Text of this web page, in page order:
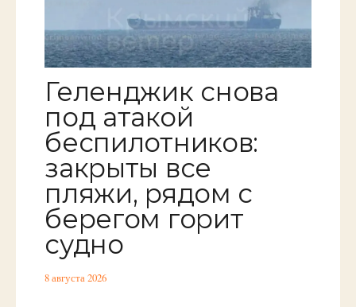
Геленджик снова
под атакой
беспилотников:
закрыты все
пляжи, рядом с
берегом горит
судно
8 августа 2026